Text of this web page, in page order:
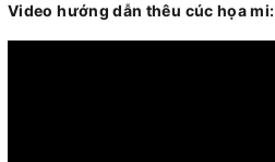
Video hướng dẫn thêu cúc họa mi: